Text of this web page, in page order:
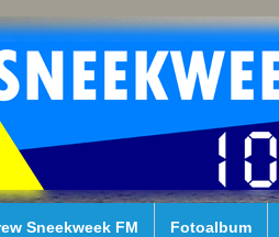
Sneekweek FM Fotoalbum